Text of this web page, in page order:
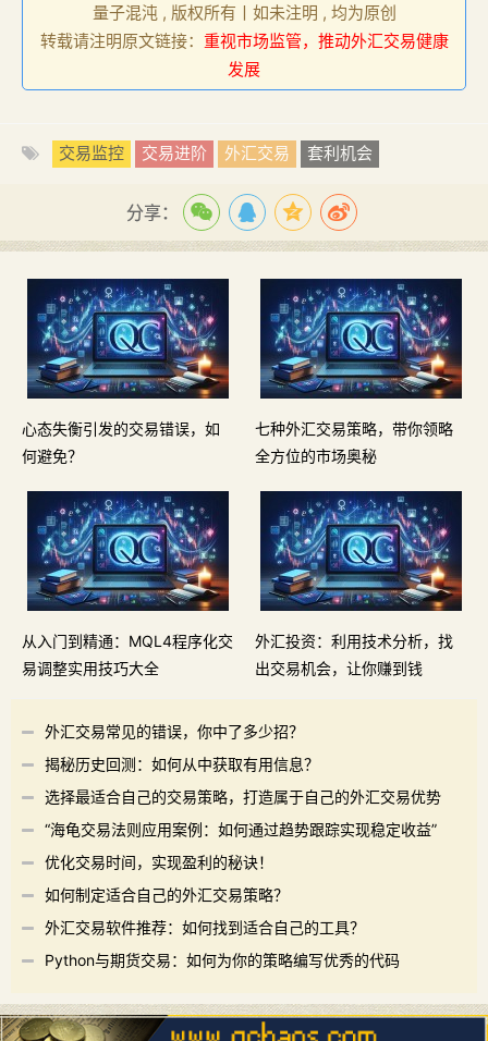
量子混沌 , 版权所有丨如未注明 , 均为原创
转载请注明原文链接： 重视市场监管，推动外汇交易健康
发展
交易监控 交易进阶 外汇交易 套利机会
分享：
心态失衡引发的交易错误，如
何避免？
七种外汇交易策略，带你领略
全方位的市场奥秘
从入门到精通：MQL4程序化交
易调整实用技巧大全
外汇投资：利用技术分析，找
出交易机会，让你赚到钱
外汇交易常见的错误，你中了多少招？
揭秘历史回测：如何从中获取有用信息？
选择最适合自己的交易策略，打造属于自己的外汇交易优势
“海龟交易法则应用案例：如何通过趋势跟踪实现稳定收益”
优化交易时间，实现盈利的秘诀！
如何制定适合自己的外汇交易策略？
外汇交易软件推荐：如何找到适合自己的工具？
Python与期货交易：如何为你的策略编写优秀的代码